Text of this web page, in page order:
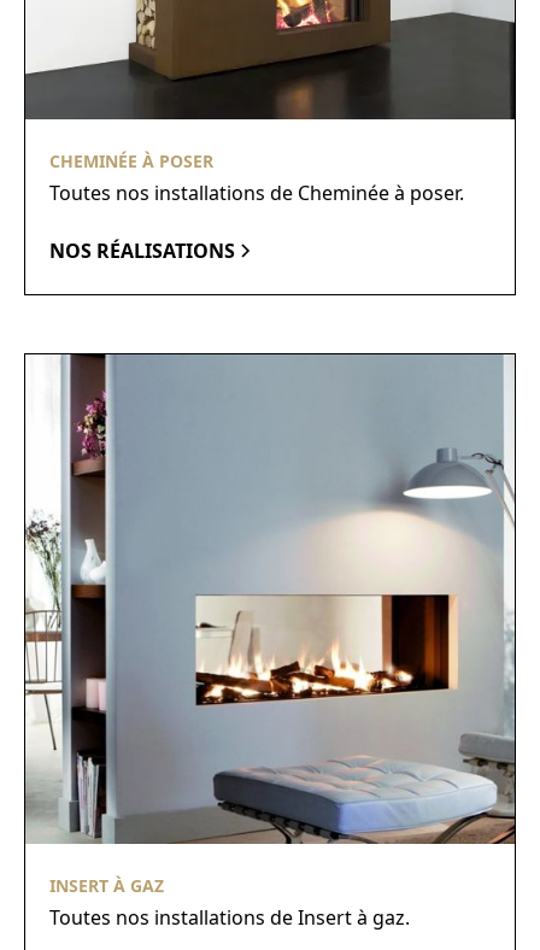
CHEMINÉE À POSER
Toutes nos installations de Cheminée à poser.
NOS RÉALISATIONS
INSERT À GAZ
Toutes nos installations de Insert à gaz.